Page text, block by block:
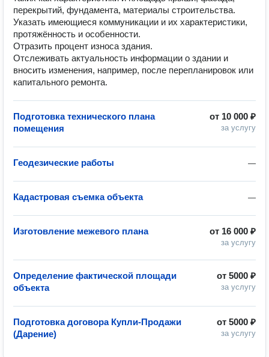
перекрытий, фундамента, материалы строительства.
Указать имеющиеся коммуникации и их характеристики,
протяжённость и особенности.
Отразить процент износа здания.
Отслеживать актуальность информации о здании и
вносить изменения, например, после перепланировок или
капитального ремонта.
от 10 000 ₽
за услугу
Подготовка технического плана
помещения
—
Геодезические работы
—
Кадастровая съемка объекта
от 16 000 ₽
за услугу
Изготовление межевого плана
от 5000 ₽
за услугу
Определение фактической площади
объекта
от 5000 ₽
за услугу
Подготовка договора Купли-Продажи
(Дарение)